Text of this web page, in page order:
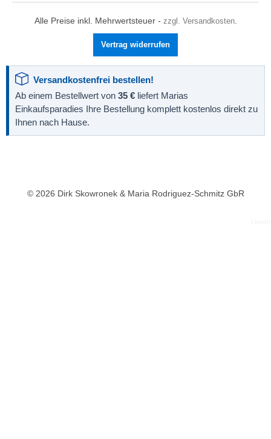
Alle Preise inkl. Mehrwertsteuer - zzgl. Versandkosten.
Vertrag widerrufen
Versandkostenfrei bestellen!
Ab einem Bestellwert von 35 € liefert Marias
Einkaufsparadies Ihre Bestellung komplett kostenlos direkt zu
Ihnen nach Hause.
© 2026 Dirk Skowronek & Maria Rodriguez-Schmitz GbR